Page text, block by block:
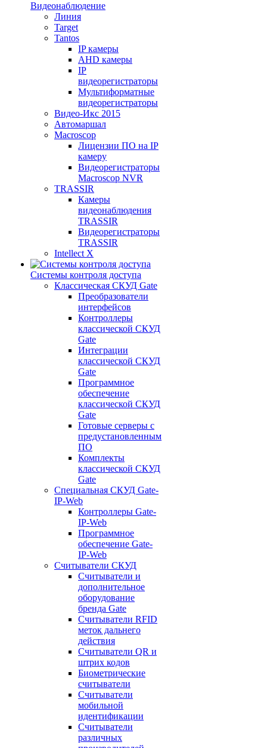
Видеонаблюдение
Линия
Target
Tantos
IP камеры
AHD камеры
IP
видеорегистраторы
Мультиформатные
видеорегистраторы
Видео-Икс 2015
Автомаршал
Macroscop
Лицензии ПО на IP
камеру
Видеорегистраторы
Macroscop NVR
TRASSIR
Камеры
видеонаблюдения
TRASSIR
Видеорегистраторы
TRASSIR
Intellect X
Системы контроля доступа
Классическая СКУД Gate
Преобразователи
интерфейсов
Контроллеры
классической СКУД
Gate
Интеграции
классической СКУД
Gate
Программное
обеспечение
классической СКУД
Gate
Готовые серверы с
предустановленным
ПО
Комплекты
классической СКУД
Gate
Специальная СКУД Gate-
IP-Web
Контроллеры Gate-
IP-Web
Программное
обеспечение Gate-
IP-Web
Считыватели СКУД
Считыватели и
дополнительное
оборудование
бренда Gate
Считыватели RFID
меток дальнего
действия
Считыватели QR и
штрих кодов
Биометрические
считыватели
Считыватели
мобильной
идентификации
Считыватели
различных